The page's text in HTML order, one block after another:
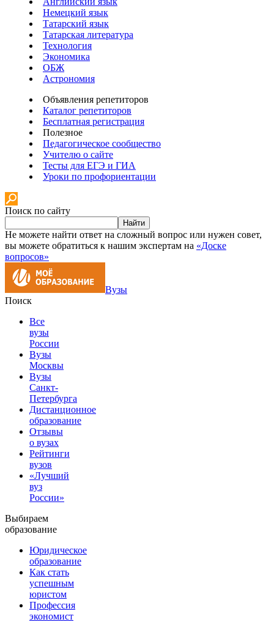
Немецкий язык
Татарский язык
Татарская литература
Технология
Экономика
ОБЖ
Астрономия
Объявления репетиторов
Каталог репетиторов
Бесплатная регистрация
Полезное
Педагогическое сообщество
Учителю о сайте
Тесты для ЕГЭ и ГИА
Уроки по профориентации
Поиск по сайту
Найти
Не можете найти ответ на сложный вопрос или нужен совет,
вы можете обратиться к нашим экспертам на «Доске
вопросов»
Вузы
Поиск
Все
вузы
России
Вузы
Москвы
Вузы
Санкт-
Петербурга
Дистанционное
образование
Отзывы
о вузах
Рейтинги
вузов
«Лучший
вуз
России»
Выбираем
образование
Юридическое
образование
Как стать
успешным
юристом
Профессия
экономист